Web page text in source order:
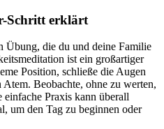
Schritt erklärt
Übung, die du und deine Familie
ist ein großartiger
Position, schließe die Augen
Beobachte, ohne zu werten,
einfache Praxis kann überall
um den Tag zu beginnen oder